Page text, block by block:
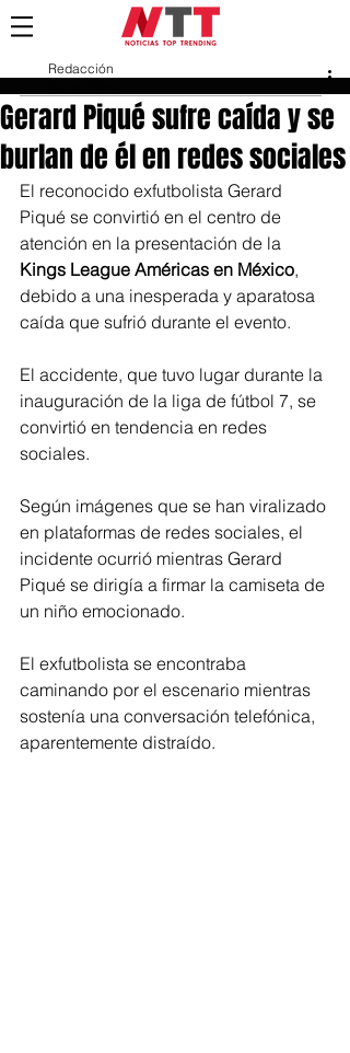
Gerard Piqué sufre caída y se
burlan de él en redes sociales
Redacción
El reconocido exfutbolista Gerard
Piqué se convirtió en el centro de
atención en la presentación de la
Kings League Américas en México,
debido a una inesperada y aparatosa
caída que sufrió durante el evento.
El accidente, que tuvo lugar durante la
inauguración de la liga de fútbol 7, se
convirtió en tendencia en redes
sociales.
Según imágenes que se han viralizado
en plataformas de redes sociales, el
incidente ocurrió mientras Gerard
Piqué se dirigía a firmar la camiseta de
un niño emocionado.
El exfutbolista se encontraba
caminando por el escenario mientras
sostenía una conversación telefónica,
aparentemente distraído.